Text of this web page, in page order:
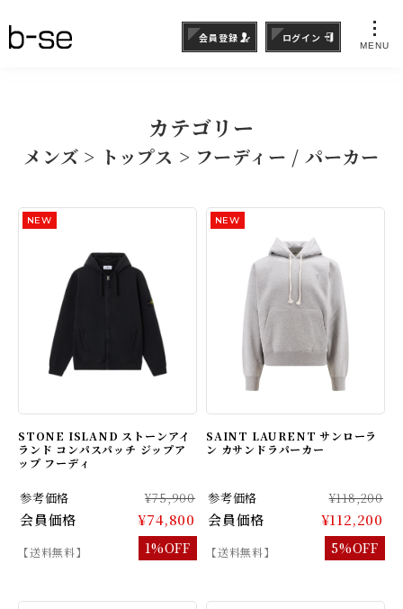
MENU
会員登録 ログイン
カテゴリー
メンズ > トップス > フーディー / パーカー
STONE ISLAND ストーンアイ
ランド コンパスパッチ ジップア
ップ フーディ
参考価格 ¥75,900
会員価格 ¥74,800
【送料無料】 1%OFF
SAINT LAURENT サンローラ
ン カサンドラパーカー
参考価格 ¥118,200
会員価格 ¥112,200
【送料無料】 5%OFF